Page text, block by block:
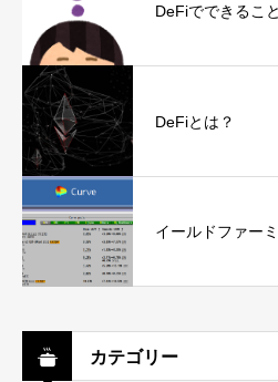
DeFiでできること
DeFiとは？
イールドファー
カテゴリー